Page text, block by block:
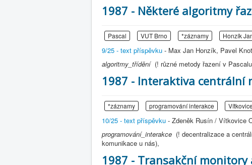
1987 - Některé algoritmy
Pascal VUT Brno *záznamy Honzík
9/25 - text příspěvku - Max Jan Honzík, Pavel
algoritmy_třídění (! různé metody řazení v
1987 - Interaktiva centrální
*záznamy programování interakce
10/25 - text příspěvku - Zdeněk Rusín / Vítkovice
programování_interakce (! decentralizace a
komunikace u nás),
1987 - Transakční monitory